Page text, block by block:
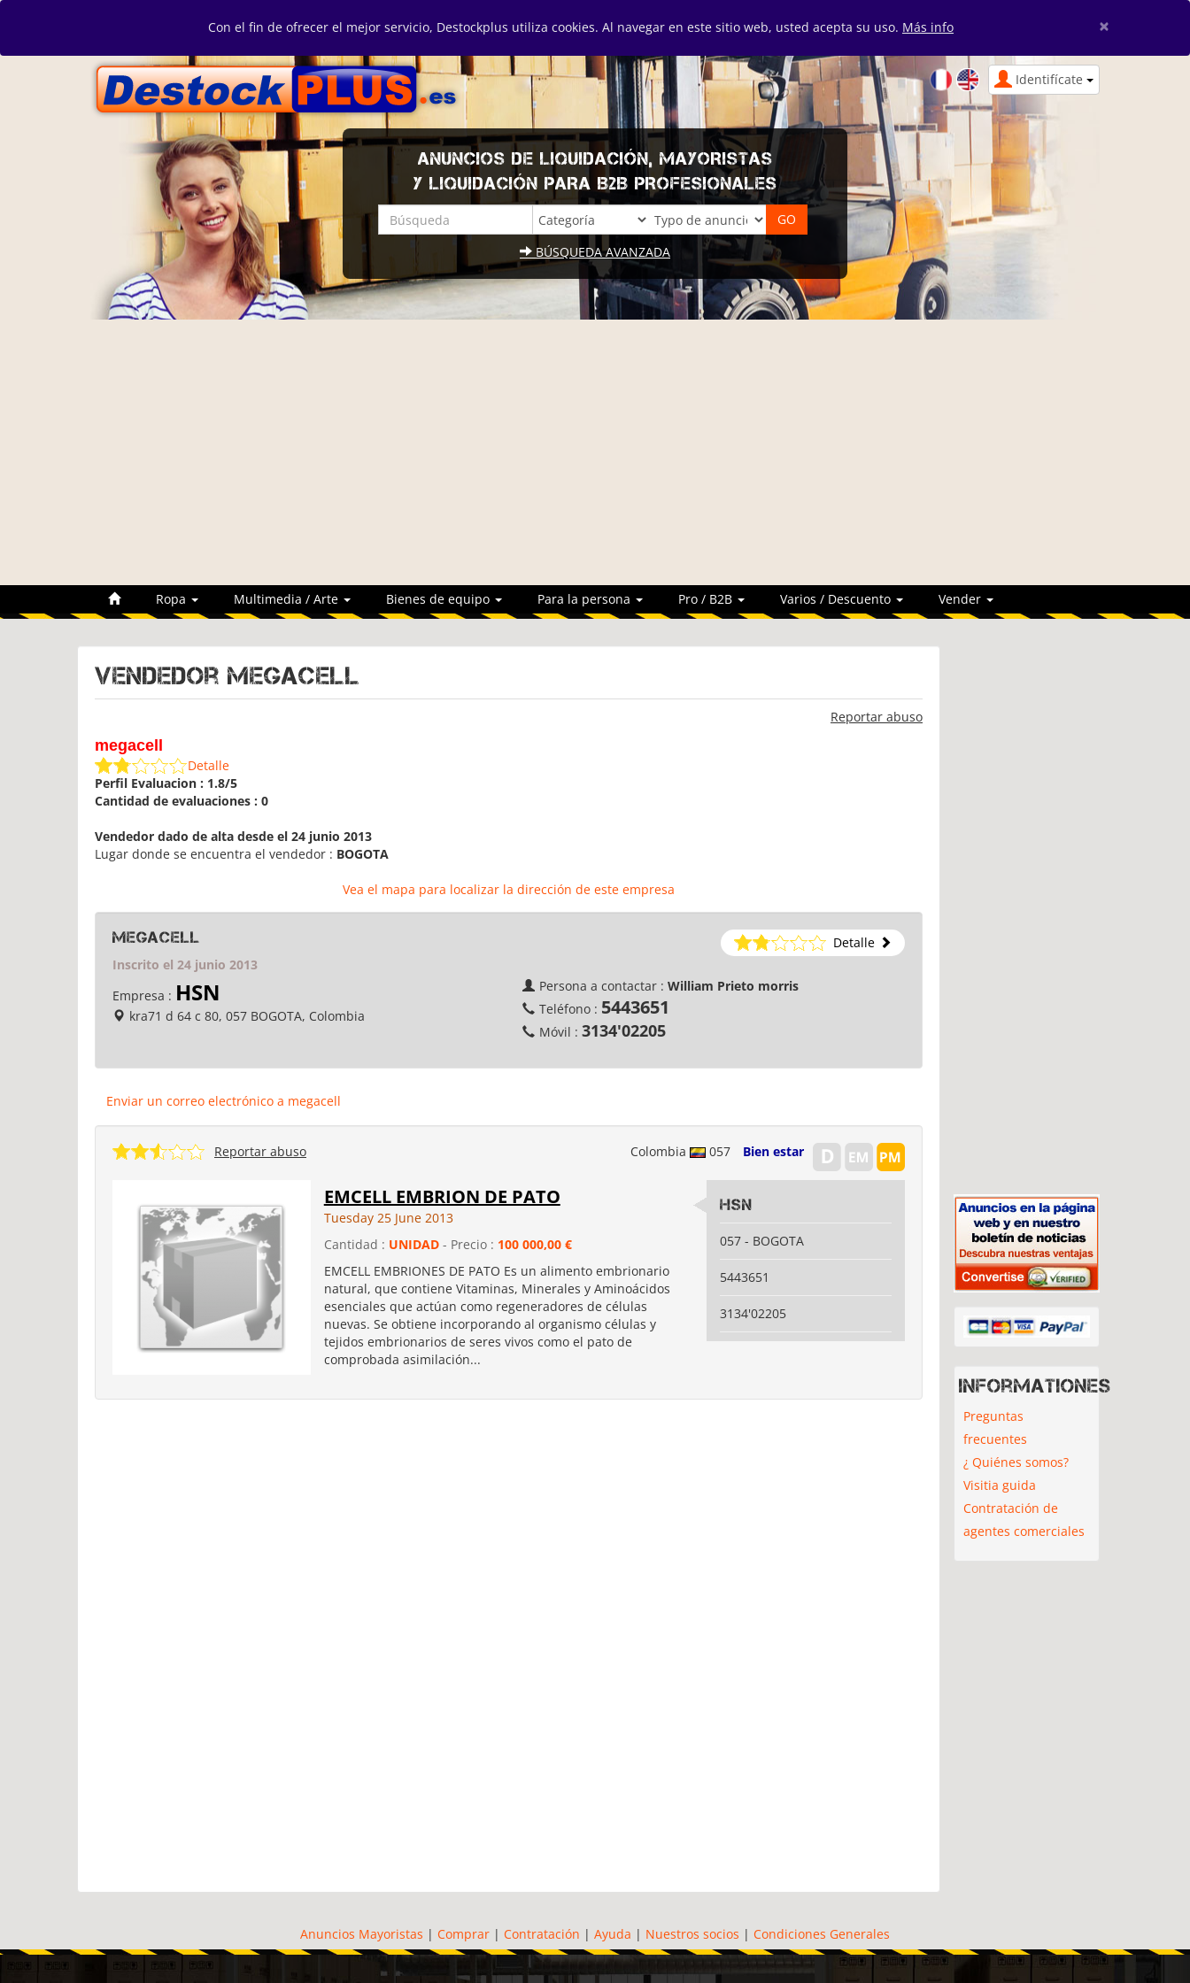
Con el fin de ofrecer el mejor servicio, Destockplus utiliza cookies. Al navegar en este sitio web, usted acepta su uso. Más info ×
Identifícate
ANUNCIOS DE LIQUIDACIÓN, MAYORISTAS
Y LIQUIDACIÓN PARA B2B PROFESIONALES
BÚSQUEDA AVANZADA
Ropa Multimedia / Arte Bienes de equipo Para la persona Pro / B2B Varios / Descuento Vender
Vendedor megacell
Reportar abuso
megacell
Detalle
Perfil Evaluacion : 1.8/5
Cantidad de evaluaciones : 0
Vendedor dado de alta desde el 24 junio 2013
Lugar donde se encuentra el vendedor : BOGOTA
Vea el mapa para localizar la dirección de este empresa
megacell
Detalle
Inscrito el 24 junio 2013
Empresa : HSN
kra71 d 64 c 80, 057 BOGOTA, Colombia
Persona a contactar : William Prieto morris
Teléfono : 5443651
Móvil : 3134'02205
Enviar un correo electrónico a megacell
Colombia 057 Bien estar
Reportar abuso
EMCELL EMBRION DE PATO
Tuesday 25 June 2013
Cantidad : UNIDAD- Precio : 100 000,00 €
EMCELL EMBRIONES DE PATO Es un alimento embrionario
natural, que contiene Vitaminas, Minerales y Aminoácidos
esenciales que actúan como regeneradores de células
nuevas. Se obtiene incorporando al organismo células y
tejidos embrionarios de seres vivos como el pato de
comprobada asimilación...
HSN
057 - BOGOTA
5443651
3134'02205
Informationes
Preguntas
frecuentes
¿ Quiénes somos?
Visitia guida
Contratación de
agentes comerciales
Anuncios Mayoristas | Comprar | Contratación | Ayuda | Nuestros socios | Condiciones Generales